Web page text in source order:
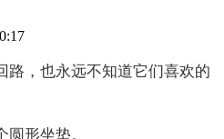
路，也永远不知道它们喜欢的
形坐垫。